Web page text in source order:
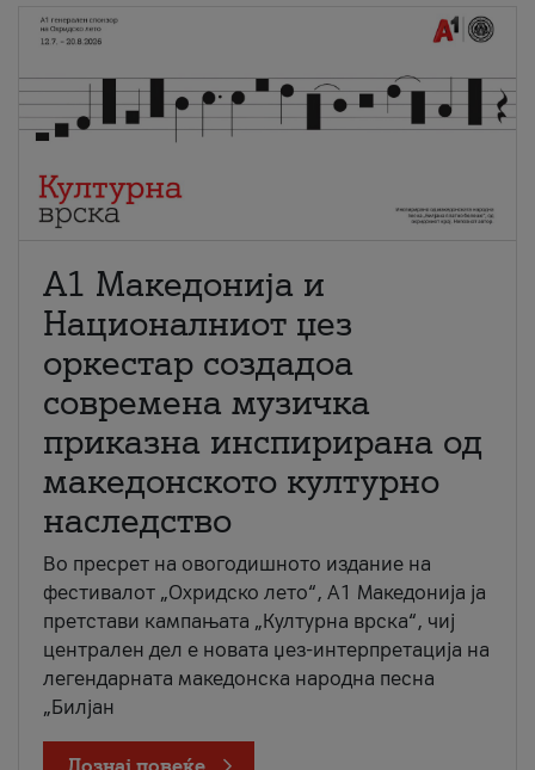
А1 Македонија и
Националниот џез
оркестар создадоа
современа музичка
приказна инспирирана од
македонското културно
наследство
Во пресрет на овогодишното издание на
фестивалот „Охридско лето“, А1 Македонија ја
претстави кампањата „Културна врска“, чиј
централен дел е новата џез-интерпретација на
легендарната македонска народна песна
„Билјан